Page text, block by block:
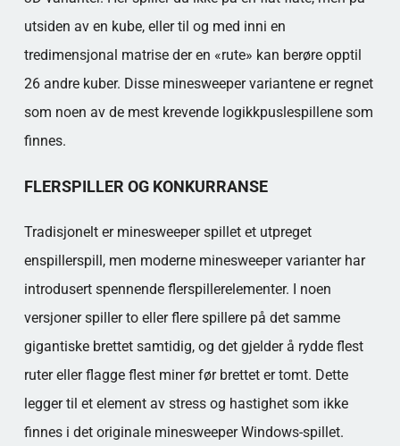
utsiden av en kube, eller til og med inni en
tredimensjonal matrise der en «rute» kan berøre opptil
26 andre kuber. Disse minesweeper variantene er regnet
som noen av de mest krevende logikkpuslespillene som
finnes.
FLERSPILLER OG KONKURRANSE
Tradisjonelt er minesweeper spillet et utpreget
enspillerspill, men moderne minesweeper varianter har
introdusert spennende flerspillerelementer. I noen
versjoner spiller to eller flere spillere på det samme
gigantiske brettet samtidig, og det gjelder å rydde flest
ruter eller flagge flest miner før brettet er tomt. Dette
legger til et element av stress og hastighet som ikke
finnes i det originale minesweeper Windows-spillet.